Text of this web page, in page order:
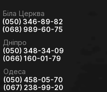
Біла Церква
(050) 346-89-82
(068) 989-60-75
Дніпро
(050) 348-34-09
(066) 160-01-79
Одеса
(050) 458-05-70
(067) 238-99-20